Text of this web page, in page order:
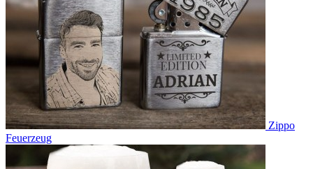
Zippo
Feuerzeug